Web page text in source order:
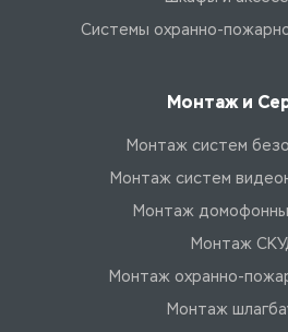
Системы охранно-
Монтаж и
Монтаж систем
Монтаж систем
Монтаж
Монтаж
Монтаж охранно-
Монтаж